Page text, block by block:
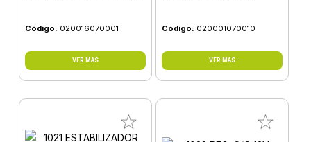
Código: 020016070001
VER MÁS
Código: 020001070010
VER MÁS